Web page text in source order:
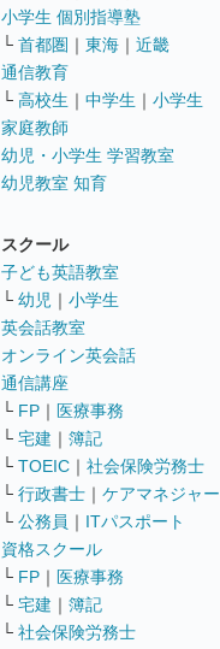
小学生 個別指導塾
└ 首都圏 ｜ 東海 ｜ 近畿
通信教育
└ 高校生 ｜ 中学生 ｜ 小学生
家庭教師
幼児・小学生 学習教室
幼児教室 知育
スクール
子ども英語教室
└ 幼児 ｜ 小学生
英会話教室
オンライン英会話
通信講座
└ FP ｜ 医療事務
└ 宅建 ｜ 簿記
└ TOEIC ｜ 社会保険労務士
└ 行政書士 ｜ ケアマネジャー
└ 公務員 ｜ ITパスポート
資格スクール
└ FP ｜ 医療事務
└ 宅建 ｜ 簿記
└ 社会保険労務士